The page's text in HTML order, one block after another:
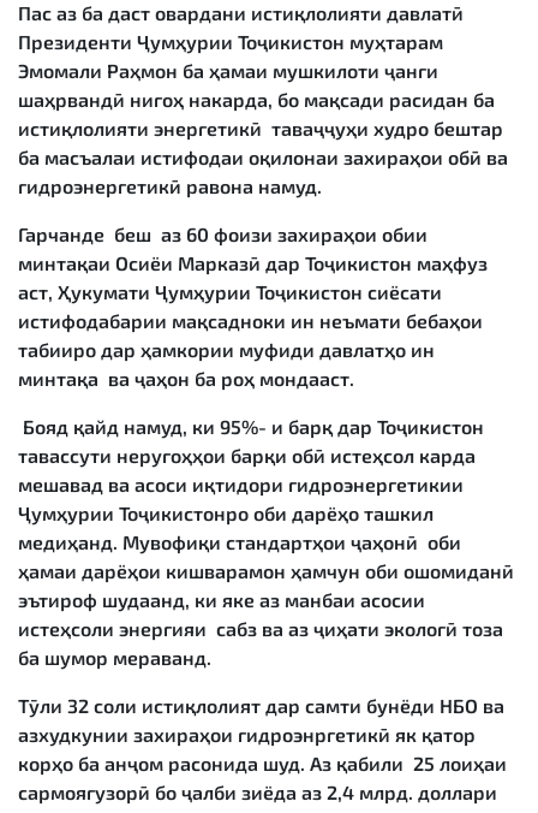
Пас аз ба даст овардани истиқлолияти давлатӣ
Президенти Ҷумҳурии Тоҷикистон муҳтарам
Эмомали Раҳмон ба ҳамаи мушкилоти ҷанги
шаҳрвандӣ нигоҳ накарда, бо мақсади расидан ба
истиқлолияти энергетикӣ таваҷҷуҳи худро бештар
ба масъалаи истифодаи оқилонаи захираҳои обӣ ва
гидроэнергетикӣ равона намуд.
Гарчанде беш аз 60 фоизи захираҳои обии
минтақаи Осиёи Марказӣ дар Тоҷикистон маҳфуз
аст, Ҳукумати Ҷумҳурии Тоҷикистон сиёсати
истифодабарии мақсадноки ин неъмати бебаҳои
табииро дар ҳамкории муфиди давлатҳо ин
минтақа ва ҷаҳон ба роҳ мондааст.
Бояд қайд намуд, ки 95%- и барқ дар Тоҷикистон
тавассути неругоҳҳои барқи обӣ истеҳсол карда
мешавад ва асоси иқтидори гидроэнергетикии
Ҷумҳурии Тоҷикистонро оби дарёҳо ташкил
медиҳанд. Мувофиқи стандартҳои ҷаҳонӣ оби
ҳамаи дарёҳои кишварамон ҳамчун оби ошомиданӣ
эътироф шудаанд, ки яке аз манбаи асосии
истеҳсоли энергияи сабз ва аз ҷиҳати экологӣ тоза
ба шумор мераванд.
Тӯли 32 соли истиқлолият дар самти бунёди НБО ва
азхудкунии захираҳои гидроэнргетикӣ як қатор
корҳо ба анҷом расонида шуд. Аз қабили 25 лоиҳаи
сармоягузорӣ бо ҷалби зиёда аз 2,4 млрд. доллари